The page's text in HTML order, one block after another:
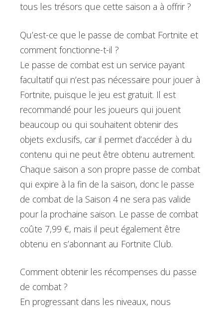
tous les trésors que cette saison a à offrir ?
Qu’est-ce que le passe de combat Fortnite et
comment fonctionne-t-il ?
Le passe de combat est un service payant
facultatif qui n’est pas nécessaire pour jouer à
Fortnite, puisque le jeu est gratuit. Il est
recommandé pour les joueurs qui jouent
beaucoup ou qui souhaitent obtenir des
objets exclusifs, car il permet d’accéder à du
contenu qui ne peut être obtenu autrement.
Chaque saison a son propre passe de combat
qui expire à la fin de la saison, donc le passe
de combat de la Saison 4 ne sera pas valide
pour la prochaine saison. Le passe de combat
coûte 7,99 €, mais il peut également être
obtenu en s’abonnant au Fortnite Club.
Comment obtenir les récompenses du passe
de combat ?
En progressant dans les niveaux, nous